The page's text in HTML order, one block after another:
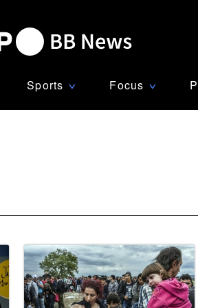
Sports ∨ Focus ∨